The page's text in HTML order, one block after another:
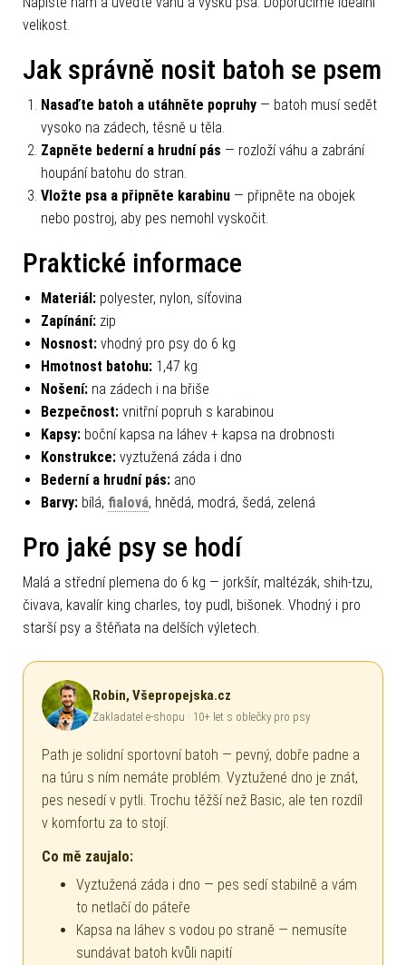
velikost.
Jak správně nosit batoh se psem
Nasaďte batoh a utáhněte popruhy — batoh musí sedět
vysoko na zádech, těsně u těla.
Zapněte bederní a hrudní pás — rozloží váhu a zabrání
houpání batohu do stran.
Vložte psa a připněte karabinu — připněte na obojek
nebo postroj, aby pes nemohl vyskočit.
Praktické informace
Materiál: polyester, nylon, síťovina
Zapínání: zip
Nosnost: vhodný pro psy do 6 kg
Hmotnost batohu: 1,47 kg
Nošení: na zádech i na břiše
Bezpečnost: vnitřní popruh s karabinou
Kapsy: boční kapsa na láhev + kapsa na drobnosti
Konstrukce: vyztužená záda i dno
Bederní a hrudní pás: ano
Barvy: bílá, fialová, hnědá, modrá, šedá, zelená
Pro jaké psy se hodí
Malá a střední plemena do 6 kg — jorkšír, maltézák, shih-tzu,
čivava, kavalír king charles, toy pudl, bišonek. Vhodný i pro
starší psy a štěňata na delších výletech.
Robin, Všepropejska.cz
Zakladatel e-shopu · 10+ let s oblečky pro psy
Path je solidní sportovní batoh — pevný, dobře padne a
na túru s ním nemáte problém. Vyztužené dno je znát,
pes nesedí v pytli. Trochu těžší než Basic, ale ten rozdíl
v komfortu za to stojí.
Co mě zaujalo:
Vyztužená záda i dno — pes sedí stabilně a vám
to netlačí do páteře
Kapsa na láhev s vodou po straně — nemusíte
sundávat batoh kvůli napití